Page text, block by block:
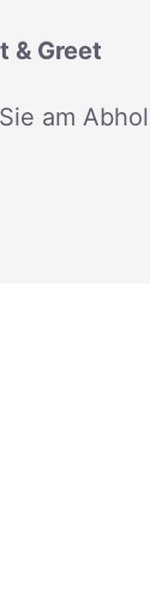
& Greet
am